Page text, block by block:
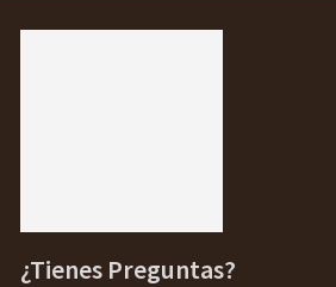
¿Tienes Preguntas?